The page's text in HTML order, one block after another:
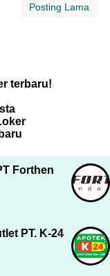
Posting Lama
terbaru!
Forthen
PT. K-24